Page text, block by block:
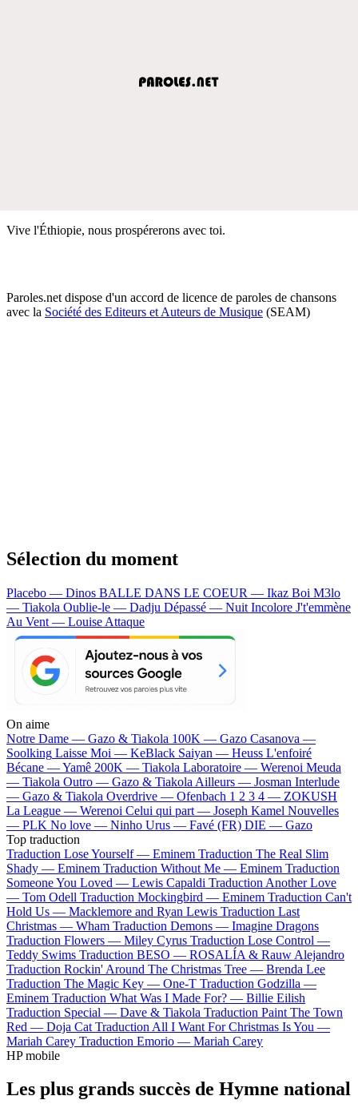
Vive l'Éthiopie, nous prospérerons avec toi.
Paroles.net dispose d'un accord de licence de paroles de chansons
avec la Société des Editeurs et Auteurs de Musique (SEAM)
Sélection du moment
Placebo — Dinos BALLE DANS LE COEUR — Ikaz Boi M3lo
— Tiakola Oublie-le — Dadju Dépassé — Nuit Incolore J't'emmène
Au Vent — Louise Attaque
On aime
Notre Dame — Gazo & Tiakola 100K — Gazo Casanova —
Soolking Laisse Moi — KeBlack Saiyan — Heuss L'enfoiré
Bécane —Yamê 200K — Tiakola Laboratoire — Werenoi Meuda
— Tiakola Outro — Gazo & Tiakola Ailleurs — Josman Interlude
— Gazo & Tiakola Overdrive — Ofenbach 1 2 3 4 — ZOKUSH
La League — Werenoi Celui qui part — Joseph Kamel Nouvelles
— PLK No love — Ninho Urus — Favé (FR) DIE — Gazo
Top traduction
Traduction Lose Yourself — Eminem Traduction The Real Slim
Shady — Eminem Traduction Without Me — Eminem Traduction
Someone You Loved — Lewis Capaldi Traduction Another Love
— Tom Odell Traduction Mockingbird — Eminem Traduction Can't
Hold Us — Macklemore and Ryan Lewis Traduction Last
Christmas — Wham Traduction Demons — Imagine Dragons
Traduction Flowers — Miley Cyrus Traduction Lose Control —
Teddy Swims Traduction BESO — ROSALÍA & Rauw Alejandro
Traduction Rockin' Around The Christmas Tree — Brenda Lee
Traduction The Magic Key — One-T Traduction Godzilla —
Eminem Traduction What Was I Made For? — Billie Eilish
Traduction Special — Dave & Tiakola Traduction Paint The Town
Red — Doja Cat Traduction All I Want For Christmas Is You —
Mariah Carey Traduction Emorio — Mariah Carey
HP mobile
Les plus grands succès de Hymne national